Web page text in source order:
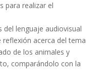
para realizar el
del lenguaje audiovisual
acerca del tema
de los animales y
comparándolo con la